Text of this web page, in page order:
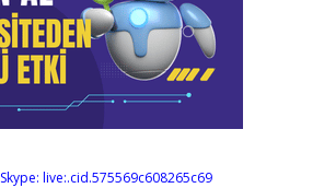
Skype: live:.cid.575569c608265c69